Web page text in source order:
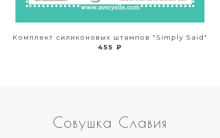
Комплект силиконовых штампов "Simply Said"
455 ₽
Совушка Славия